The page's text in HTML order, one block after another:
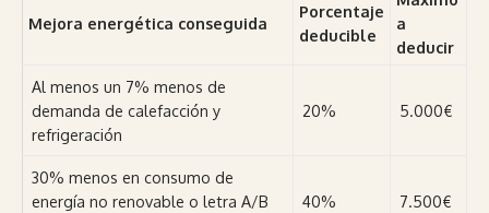
Mejora energética conseguida
Porcentaje
deducible
a
deducir
Al menos un 7% menos de
demanda de calefacción y
refrigeración
20% 5.000€
30% menos en consumo de
energía no renovable o letra A/B
40% 7.500€